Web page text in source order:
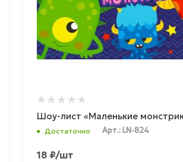
Шоу-лист «Маленькие
Достаточно Арт.: LN-824
18 ₽/шт